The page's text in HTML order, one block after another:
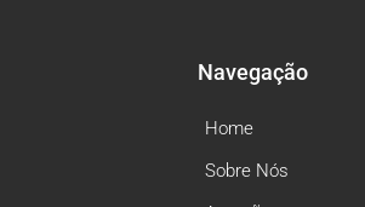
Navegação
Home
Sobre Nós